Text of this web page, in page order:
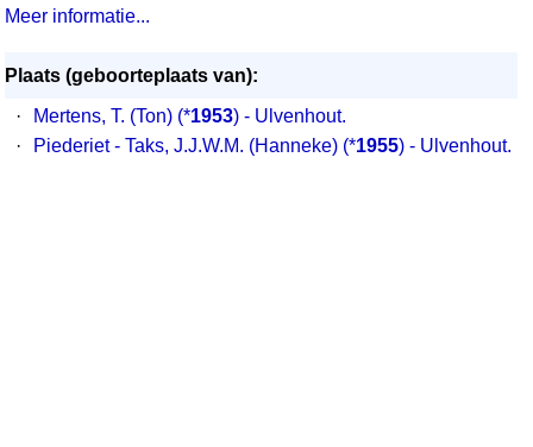
Meer informatie...
Plaats (geboorteplaats van):
·
Mertens, T. (Ton) (*1953) - Ulvenhout.
·
Piederiet - Taks, J.J.W.M. (Hanneke) (*1955) - Ulvenhout.